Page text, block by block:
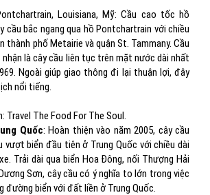
Louisiana​, Mỹ: Cầu cao tốc hồ
cầu bắc ngang qua hồ Pontchartrain với chiều
thành phố Metairie và quận St. Tammany. Cầu
là cây cầu liên tục trên mặt nước dài nhất
Ngoài giúp giao thông đi lại thuận lợi, đây
nổi tiếng.
Travel The Food For The Soul.
Quốc: Hoàn thiện vào năm 2005, cây cầu
vượt biển đầu tiên ở Trung Quốc với chiều dài
Trải dài qua biển Hoa Đông, nối Thượng Hải
Sơn, cây cầu có ý nghĩa to lớn trong việc
đường biển với đất liền ở Trung Quốc.